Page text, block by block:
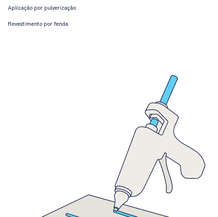
Aplicação por pulverização
Revestimento por fenda